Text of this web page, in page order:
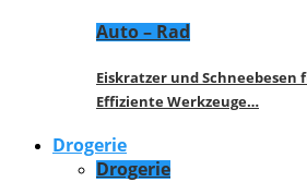
Auto – Rad
Eiskratzer und Schneebesen
Effiziente Werkzeuge…
Drogerie
Drogerie